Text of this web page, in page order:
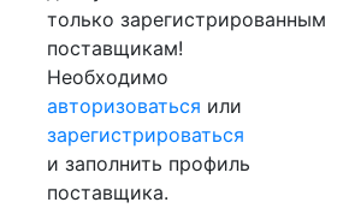
только зарегистрированным
поставщикам!
Необходимо
авторизоваться или
зарегистрироваться
и заполнить профиль
поставщика.